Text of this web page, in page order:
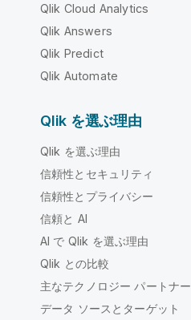
Qlik Cloud Analytics
Qlik Answers
Qlik Predict
Qlik Automate
Qlik を選ぶ理由
Qlik を選ぶ理由
信頼性とセキュリティ
信頼性とプライバシー
信頼と AI
AI で Qlik を選ぶ理由
Qlik との比較
主なテクノロジー パートナー
データ ソースとターゲット